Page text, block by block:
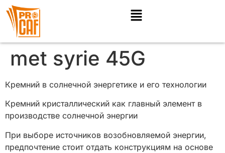
met syrie 45G
Кремний в солнечной энергетике и его технологии
Кремний кристаллический как главный элемент в
производстве солнечной энергии
При выборе источников возобновляемой энергии,
предпочтение стоит отдать конструкциям на основе